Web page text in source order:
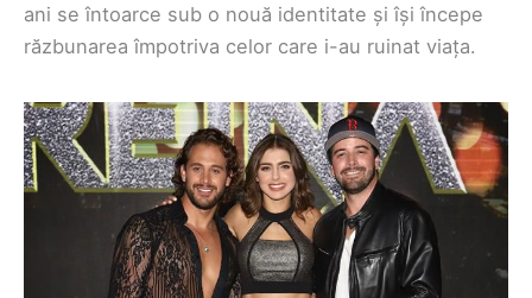
ani se întoarce sub o nouă identitate și își începe
răzbunarea împotriva celor care i-au ruinat viața.